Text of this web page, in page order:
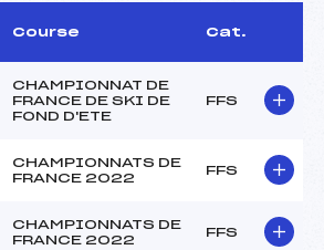
Course Cat.
CHAMPIONNAT DE
FRANCE DE SKI DE
FOND D'ETE
FFS
CHAMPIONNATS DE
FRANCE 2022
FFS
CHAMPIONNATS DE
FRANCE 2022
FFS